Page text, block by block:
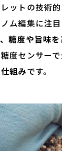
ットの技術
ム編集に注
糖度や旨味を
度センサーで
組みです。